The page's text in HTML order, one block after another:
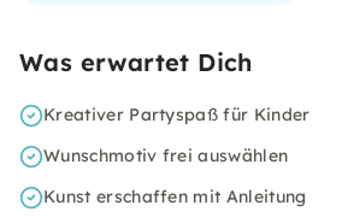
Was erwartet Dich
Kreativer Partyspaß für Kinder
Wunschmotiv frei auswählen
Kunst erschaffen mit Anleitung